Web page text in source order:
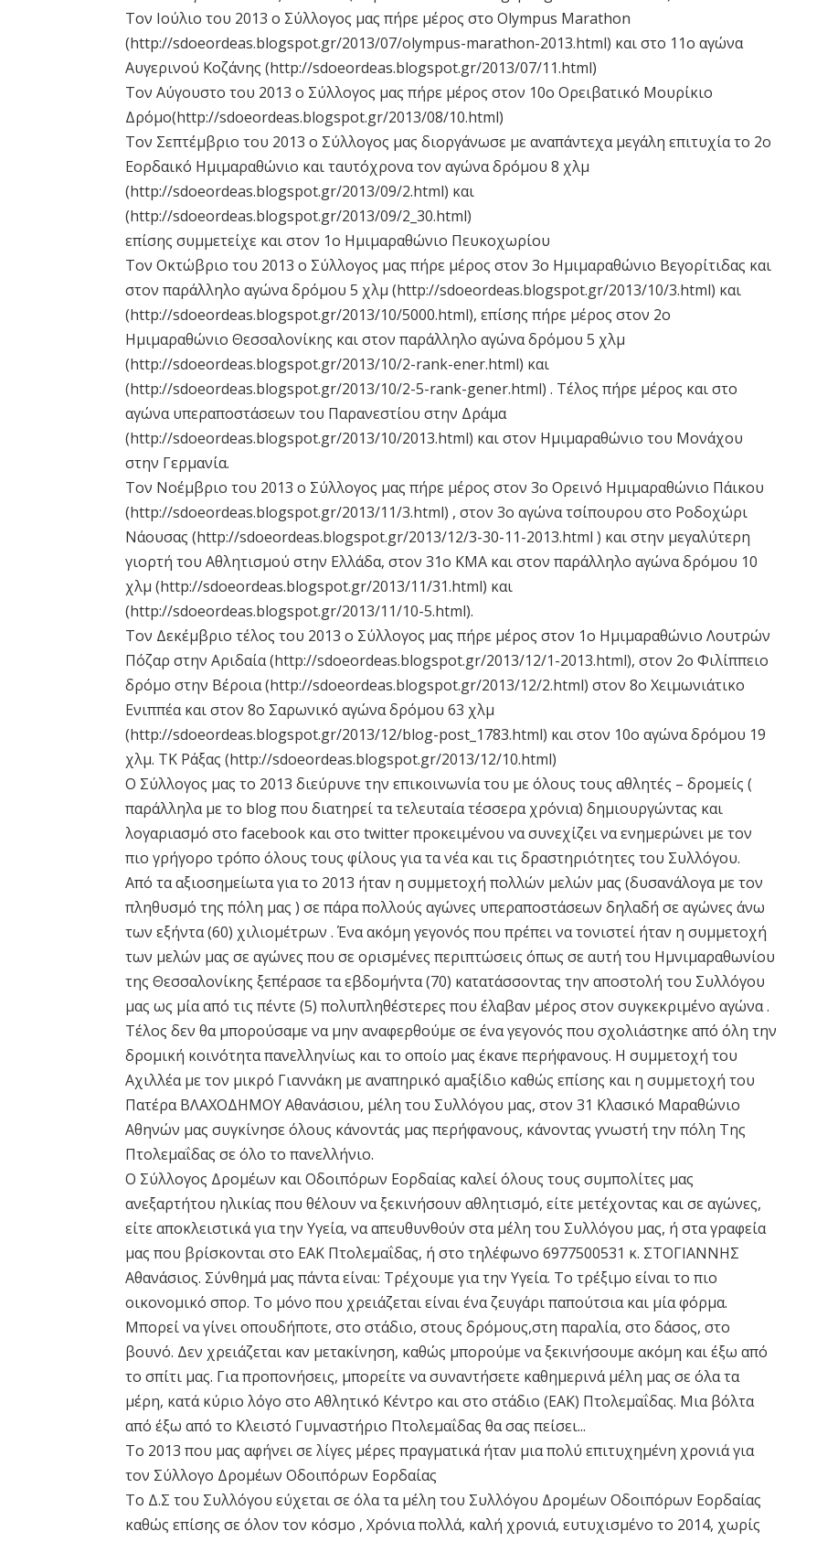
Τον Ιούλιο του 2013 ο Σύλλογος μας πήρε μέρος στο Olympus Marathon
(http://sdoeordeas.blogspot.gr/2013/07/olympus-marathon-2013.html) και στο 11ο αγώνα
Αυγερινού Κοζάνης (http://sdoeordeas.blogspot.gr/2013/07/11.html)
Τον Αύγουστο του 2013 ο Σύλλογος μας πήρε μέρος στον 10ο Ορειβατικό Μουρίκιο
Δρόμο(http://sdoeordeas.blogspot.gr/2013/08/10.html)
Τον Σεπτέμβριο του 2013 ο Σύλλογος μας διοργάνωσε με αναπάντεχα μεγάλη επιτυχία το 2ο
Εορδαικό Ημιμαραθώνιο και ταυτόχρονα τον αγώνα δρόμου 8 χλμ
(http://sdoeordeas.blogspot.gr/2013/09/2.html) και
(http://sdoeordeas.blogspot.gr/2013/09/2_30.html)
επίσης συμμετείχε και στον 1ο Ημιμαραθώνιο Πευκοχωρίου
Τον Οκτώβριο του 2013 ο Σύλλογος μας πήρε μέρος στον 3ο Ημιμαραθώνιο Βεγορίτιδας και
στον παράλληλο αγώνα δρόμου 5 χλμ (http://sdoeordeas.blogspot.gr/2013/10/3.html) και
(http://sdoeordeas.blogspot.gr/2013/10/5000.html), επίσης πήρε μέρος στον 2ο
Ημιμαραθώνιο Θεσσαλονίκης και στον παράλληλο αγώνα δρόμου 5 χλμ
(http://sdoeordeas.blogspot.gr/2013/10/2-rank-ener.html) και
(http://sdoeordeas.blogspot.gr/2013/10/2-5-rank-gener.html) . Τέλος πήρε μέρος και στο
αγώνα υπεραποστάσεων του Παρανεστίου στην Δράμα
(http://sdoeordeas.blogspot.gr/2013/10/2013.html) και στον Ημιμαραθώνιο του Μονάχου
στην Γερμανία.
Τον Nοέμβριο του 2013 ο Σύλλογος μας πήρε μέρος στον 3ο Ορεινό Ημιμαραθώνιο Πάικου
(http://sdoeordeas.blogspot.gr/2013/11/3.html) , στον 3ο αγώνα τσίπουρου στο Ροδοχώρι
Νάουσας (http://sdoeordeas.blogspot.gr/2013/12/3-30-11-2013.html ) και στην μεγαλύτερη
γιορτή του Αθλητισμού στην Ελλάδα, στον 31ο ΚΜΑ και στον παράλληλο αγώνα δρόμου 10
χλμ (http://sdoeordeas.blogspot.gr/2013/11/31.html) και
(http://sdoeordeas.blogspot.gr/2013/11/10-5.html).
Τον Δεκέμβριο τέλος του 2013 ο Σύλλογος μας πήρε μέρος στον 1ο Ημιμαραθώνιο Λουτρών
Πόζαρ στην Αριδαία (http://sdoeordeas.blogspot.gr/2013/12/1-2013.html), στον 2ο Φιλίππειο
δρόμο στην Βέροια (http://sdoeordeas.blogspot.gr/2013/12/2.html) στον 8ο Χειμωνιάτικο
Ενιππέα και στον 8ο Σαρωνικό αγώνα δρόμου 63 χλμ
(http://sdoeordeas.blogspot.gr/2013/12/blog-post_1783.html) και στον 10ο αγώνα δρόμου 19
χλμ. ΤΚ Ράξας (http://sdoeordeas.blogspot.gr/2013/12/10.html)
Ο Σύλλογος μας το 2013 διεύρυνε την επικοινωνία του με όλους τους αθλητές – δρομείς (
παράλληλα με το blog που διατηρεί τα τελευταία τέσσερα χρόνια) δημιουργώντας και
λογαριασμό στο facebook και στο twitter προκειμένου να συνεχίζει να ενημερώνει με τον
πιο γρήγορο τρόπο όλους τους φίλους για τα νέα και τις δραστηριότητες του Συλλόγου.
Από τα αξιοσημείωτα για το 2013 ήταν η συμμετοχή πολλών μελών μας (δυσανάλογα με τον
πληθυσμό της πόλη μας ) σε πάρα πολλούς αγώνες υπεραποστάσεων δηλαδή σε αγώνες άνω
των εξήντα (60) χιλιομέτρων . Ένα ακόμη γεγονός που πρέπει να τονιστεί ήταν η συμμετοχή
των μελών μας σε αγώνες που σε ορισμένες περιπτώσεις όπως σε αυτή του Ημνιμαραθωνίου
της Θεσσαλονίκης ξεπέρασε τα εβδομήντα (70) κατατάσσοντας την αποστολή του Συλλόγου
μας ως μία από τις πέντε (5) πολυπληθέστερες που έλαβαν μέρος στον συγκεκριμένο αγώνα .
Τέλος δεν θα μπορούσαμε να μην αναφερθούμε σε ένα γεγονός που σχολιάστηκε από όλη την
δρομική κοινότητα πανελληνίως και το οποίο μας έκανε περήφανους. Η συμμετοχή του
Αχιλλέα με τον μικρό Γιαννάκη με αναπηρικό αμαξίδιο καθώς επίσης και η συμμετοχή του
Πατέρα ΒΛΑΧΟΔΗΜΟΥ Αθανάσιου, μέλη του Συλλόγου μας, στον 31 Κλασικό Μαραθώνιο
Αθηνών μας συγκίνησε όλους κάνοντάς μας περήφανους, κάνοντας γνωστή την πόλη Της
Πτολεμαΐδας σε όλο το πανελλήνιο.
Ο Σύλλογος Δρομέων και Οδοιπόρων Εορδαίας καλεί όλους τους συμπολίτες μας
ανεξαρτήτου ηλικίας που θέλουν να ξεκινήσουν αθλητισμό, είτε μετέχοντας και σε αγώνες,
είτε αποκλειστικά για την Υγεία, να απευθυνθούν στα μέλη του Συλλόγου μας, ή στα γραφεία
μας που βρίσκονται στο ΕΑΚ Πτολεμαΐδας, ή στο τηλέφωνο 6977500531 κ. ΣΤΟΓΙΑΝΝΗΣ
Αθανάσιος. Σύνθημά μας πάντα είναι: Τρέχουμε για την Υγεία. Το τρέξιμο είναι το πιο
οικονομικό σπορ. Το μόνο που χρειάζεται είναι ένα ζευγάρι παπούτσια και μία φόρμα.
Μπορεί να γίνει οπουδήποτε, στο στάδιο, στους δρόμους,στη παραλία, στο δάσος, στο
βουνό. Δεν χρειάζεται καν μετακίνηση, καθώς μπορούμε να ξεκινήσουμε ακόμη και έξω από
το σπίτι μας. Για προπονήσεις, μπορείτε να συναντήσετε καθημερινά μέλη μας σε όλα τα
μέρη, κατά κύριο λόγο στο Αθλητικό Κέντρο και στο στάδιο (ΕΑΚ) Πτολεμαΐδας. Μια βόλτα
από έξω από το Κλειστό Γυμναστήριο Πτολεμαΐδας θα σας πείσει...
Το 2013 που μας αφήνει σε λίγες μέρες πραγματικά ήταν μια πολύ επιτυχημένη χρονιά για
τον Σύλλογο Δρομέων Οδοιπόρων Εορδαίας
Το Δ.Σ του Συλλόγου εύχεται σε όλα τα μέλη του Συλλόγου Δρομέων Οδοιπόρων Εορδαίας
καθώς επίσης σε όλον τον κόσμο , Χρόνια πολλά, καλή χρονιά, ευτυχισμένο το 2014, χωρίς